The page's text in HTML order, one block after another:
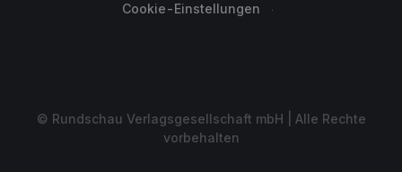
Cookie-Einstellungen
© Rundschau Verlagsgesellschaft mbH | Alle Rechte
vorbehalten